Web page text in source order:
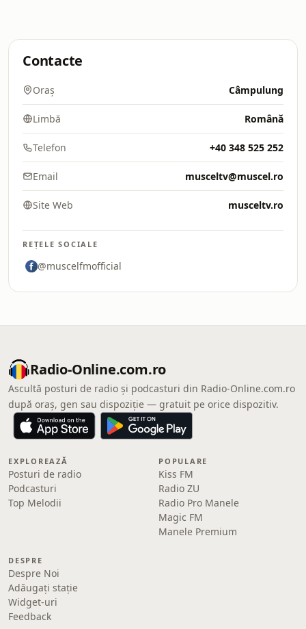
Contacte
Oraș Câmpulung
Limbă Română
Telefon +40 348 525 252
Email musceltv@muscel.ro
Site Web musceltv.ro
REȚELE SOCIALE
@muscelfmofficial
Radio-Online.com.ro
Ascultă posturi de radio și podcasturi din Radio-Online.com.ro
după oraș, gen sau dispoziție — gratuit pe orice dispozitiv.
EXPLOREAZĂ
Posturi de radio
Podcasturi
Top Melodii
POPULARE
Kiss FM
Radio ZU
Radio Pro Manele
Magic FM
Manele Premium
DESPRE
Despre Noi
Adăugați stație
Widget-uri
Feedback